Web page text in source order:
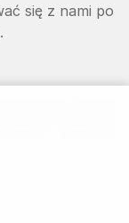
się z nami po